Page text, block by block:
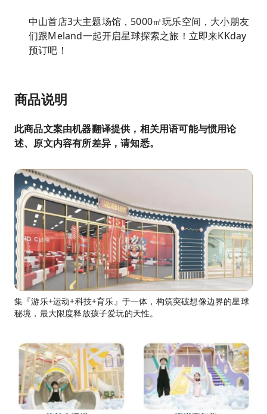
中山首店3大主题场馆，5000㎡玩乐空间，大小朋友
们跟Meland一起开启星球探索之旅！立即来KKday
预订吧！
商品说明
此商品文案由机器翻译提供，相关用语可能与惯用论
述、原文内容有所差异，请知悉。
集『游乐+运动+科技+育乐』于一体，构筑突破想像边界的星球
秘境，最大限度释放孩子爱玩的天性。